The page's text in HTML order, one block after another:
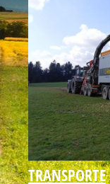
TRANSPORTE